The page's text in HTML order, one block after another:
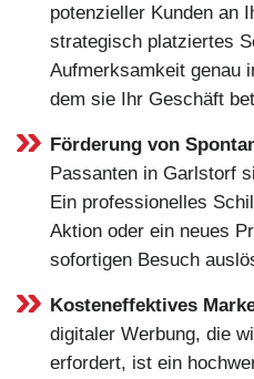
potenzieller Kunden an
strategisch platziertes
Aufmerksamkeit genau
dem sie Ihr Geschäft
Förderung von
Passanten in Garlstorf
Ein professionelles
Aktion oder ein neues
sofortigen Besuch
Kosteneffektives
digitaler Werbung, die
erfordert, ist ein